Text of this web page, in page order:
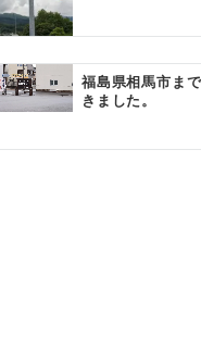
福島県相馬市ま
きました。